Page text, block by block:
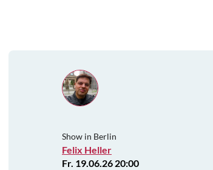
Show in Berlin
Felix Heller
Fr. 19.06.26 20:00